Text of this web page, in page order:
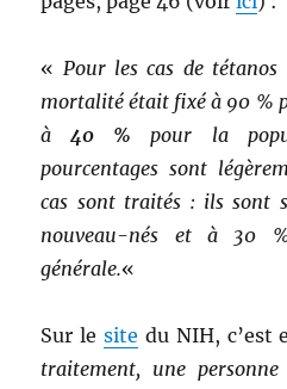
« Pour les cas de
mortalité était fixé à 90 %
à40 % pour la
pourcentages sont
cas sont traités : ils sont
nouveau-nés et à 30
générale.«
Sur lesite du NIH, c’est
traitement, une